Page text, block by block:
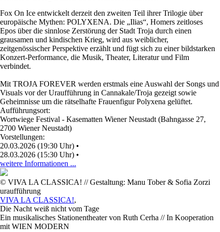
Fox On Ice entwickelt derzeit den zweiten Teil ihrer Trilogie über
europäische Mythen: POLYXENA. Die „Ilias“, Homers zeitloses
Epos über die sinnlose Zerstörung der Stadt Troja durch einen
grausamen und kindischen Krieg, wird aus weiblicher,
zeitgenössischer Perspektive erzählt und fügt sich zu einer bildstarken
Konzert-Performance, die Musik, Theater, Literatur und Film
verbindet.
Mit TROJA FOREVER werden erstmals eine Auswahl der Songs und
Visuals vor der Uraufführung in Cannakale/Troja gezeigt sowie
Geheimnisse um die rätselhafte Frauenfigur Polyxena gelüftet.
Aufführungsort:
Wortwiege Festival - Kasematten Wiener Neustadt (Bahngasse 27,
2700 Wiener Neustadt)
Vorstellungen:
20.03.2026 (19:30 Uhr) •
28.03.2026 (15:30 Uhr) •
weitere Informationen ...
© VIVA LA CLASSICA! // Gestaltung: Manu Tober & Sofia Zorzi
uraufführung
VIVA LA CLASSICA!,
Die Nacht weiß nicht vom Tage
Ein musikalisches Stationentheater von Ruth Cerha // In Kooperation
mit WIEN MODERN